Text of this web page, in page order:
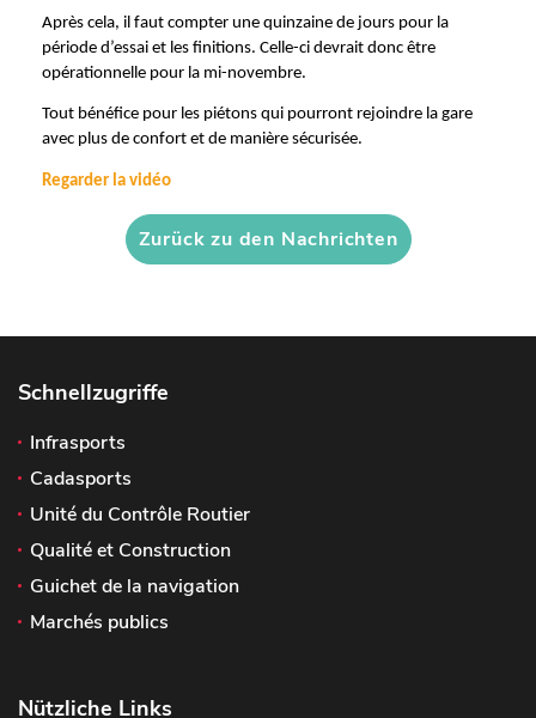
Après cela, il faut compter une quinzaine de jours pour la
période d’essai et les finitions. Celle-ci devrait donc être
opérationnelle pour la mi-novembre.
Tout bénéfice pour les piétons qui pourront rejoindre la gare
avec plus de confort et de manière sécurisée.
Regarder la vidéo
Zurück zu den Nachrichten
Schnellzugriffe
Infrasports
Cadasports
Unité du Contrôle Routier
Qualité et Construction
Guichet de la navigation
Marchés publics
Nützliche Links